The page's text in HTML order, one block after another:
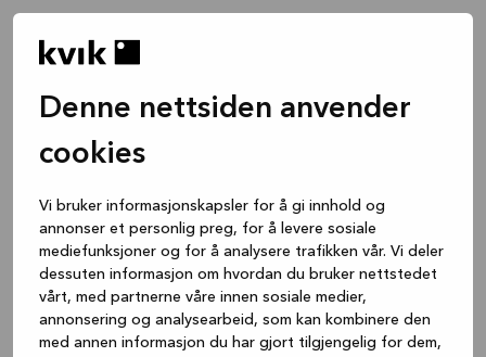
Denne nettsiden anvender
cookies
Vi bruker informasjonskapsler for å gi innhold og
annonser et personlig preg, for å levere sosiale
mediefunksjoner og for å analysere trafikken vår. Vi deler
dessuten informasjon om hvordan du bruker nettstedet
vårt, med partnerne våre innen sosiale medier,
annonsering og analysearbeid, som kan kombinere den
med annen informasjon du har gjort tilgjengelig for dem,